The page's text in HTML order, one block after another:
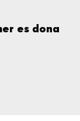
es dona